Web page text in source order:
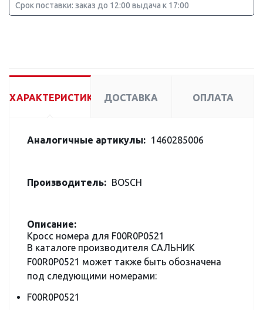
Срок поставки: заказ до 12:00 выдача к 17:00
ХАРАКТЕРИСТИКИ ДОСТАВКА ОПЛАТА
Аналогичные артикулы: 1460285006
Производитель: BOSCH
Описание:
Кросс номера для F00R0P0521
В каталоге производителя САЛЬНИК
F00R0P0521 может также быть обозначена
под следующими номерами:
F00R0P0521